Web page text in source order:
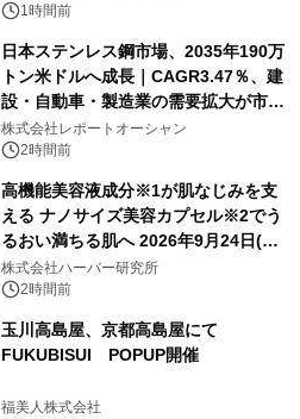
1時間前
日本ステンレス鋼市場、2035年190万
トン米ドルへ成長｜CAGR3.47％、建
設・自動車・製造業の需要拡大が市場
を牽引
株式会社レポートオーシャン
2時間前
高機能美容液成分※1が肌なじみを支
える ナノサイズ美容カプセル※2でう
るおい満ちる肌へ 2026年9月24日(木)
よりリニューアル新発売 『ディープモ
イストセラム』
株式会社ハーバー研究所
2時間前
玉川高島屋、京都高島屋にて
FUKUBISUI POPUP開催
福美人株式会社